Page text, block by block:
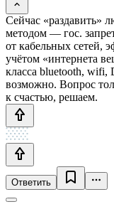
Сейчас «раздавить»
методом — гос.
от кабельных сетей,
учётом «интернета
класса bluetooth, wifi,
возможно. Вопрос
к счастью, решаем.
Ответить